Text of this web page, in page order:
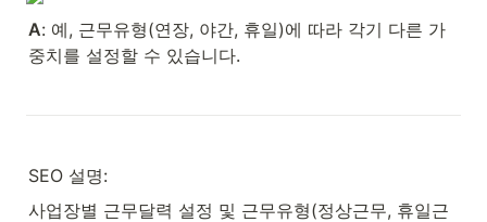
A: 예, 근무유형(연장, 야간, 휴일)에 따라 각기 다른 가
중치를 설정할 수 있습니다.
SEO 설명:
사업장별 근무달력 설정 및 근무유형(정상근무, 휴일근